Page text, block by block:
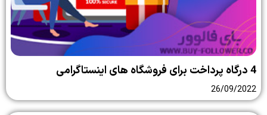
4 درگاه پرداخت برای فروشگاه های اینستاگرامی
26/09/2022